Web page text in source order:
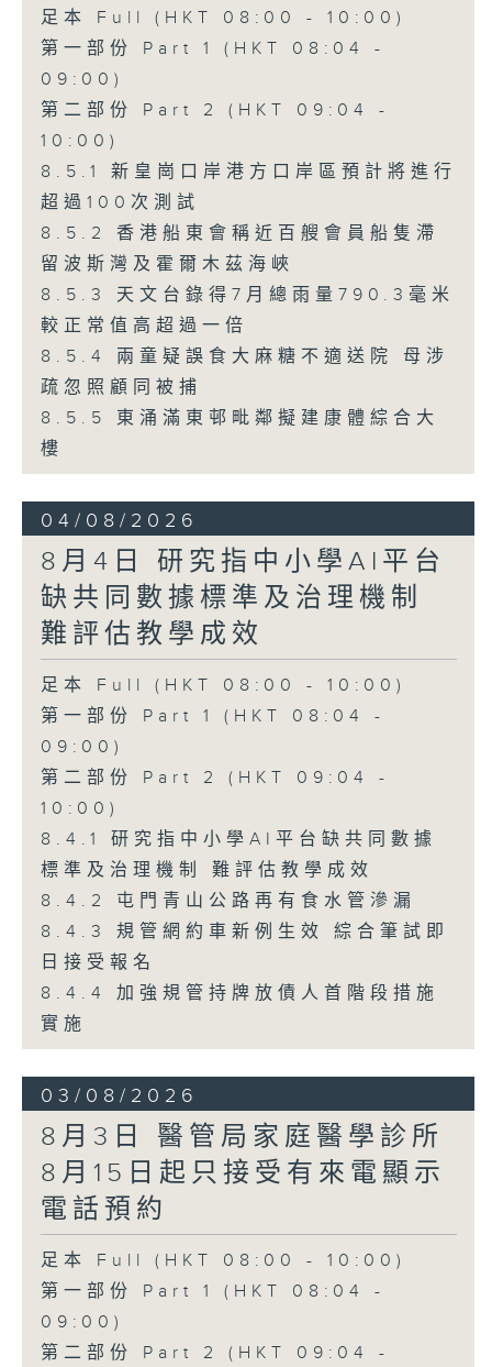
足本 Full (HKT 08:00 - 10:00)
第一部份 Part 1 (HKT 08:04 -
09:00)
第二部份 Part 2 (HKT 09:04 -
10:00)
8.5.1 新皇崗口岸港方口岸區預計將進行
超過100次測試
8.5.2 香港船東會稱近百艘會員船隻滯
留波斯灣及霍爾木茲海峽
8.5.3 天文台錄得7月總雨量790.3毫米
較正常值高超過一倍
8.5.4 兩童疑誤食大麻糖不適送院 母涉
疏忽照顧同被捕
8.5.5 東涌滿東邨毗鄰擬建康體綜合大
樓
04/08/2026
8月4日 研究指中小學AI平台
缺共同數據標準及治理機制
難評估教學成效
足本 Full (HKT 08:00 - 10:00)
第一部份 Part 1 (HKT 08:04 -
09:00)
第二部份 Part 2 (HKT 09:04 -
10:00)
8.4.1 研究指中小學AI平台缺共同數據
標準及治理機制 難評估教學成效
8.4.2 屯門青山公路再有食水管滲漏
8.4.3 規管網約車新例生效 綜合筆試即
日接受報名
8.4.4 加強規管持牌放債人首階段措施
實施
03/08/2026
8月3日 醫管局家庭醫學診所
8月15日起只接受有來電顯示
電話預約
足本 Full (HKT 08:00 - 10:00)
第一部份 Part 1 (HKT 08:04 -
09:00)
第二部份 Part 2 (HKT 09:04 -